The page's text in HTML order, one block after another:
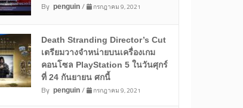
By penguin/ กรกฎาคม 9, 2021
Death Stranding Director’s Cut
เตรียมวางจำหน่ายบนเครื่องเกม
คอนโซล PlayStation 5 ในวันศุกร์
ที่ 24 กันยายน ศกนี้
By penguin/ กรกฎาคม 9, 2021